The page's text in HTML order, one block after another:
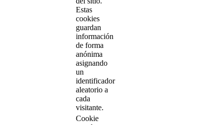
Estas
cookies
guardan
información
de forma
anónima
asignando
un
identificador
aleatorio a
cada
visitante.
Cookie